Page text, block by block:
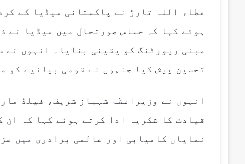
عطاء اللہ تارڑ نے پاکستانی میڈیا کے
ہوئے کہا کہ حساس صورتحال میں میڈیا نے
مبنی رپورٹنگ کو یقینی بنایا۔ انہوں نے
تحسین پیش کیا جنہوں نے قومی بیانیے کو
انہوں نے وزیراعظم شہباز شریف، فیلڈ
قیادت کا شکریہ ادا کرتے ہوئے کہا کہ ان
نمایاں کامیابی اور عالمی برادری میں